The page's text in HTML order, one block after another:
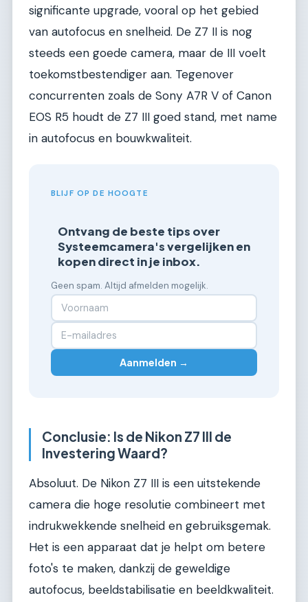
significante upgrade, vooral op het gebied
van autofocus en snelheid. De Z7 II is nog
steeds een goede camera, maar de III voelt
toekomstbestendiger aan. Tegenover
concurrenten zoals de Sony A7R V of Canon
EOS R5 houdt de Z7 III goed stand, met name
in autofocus en bouwkwaliteit.
BLIJF OP DE HOOGTE
Ontvang de beste tips over
Systeemcamera's vergelijken en
kopen direct in je inbox.
Geen spam. Altijd afmelden mogelijk.
Aanmelden →
Conclusie: Is de Nikon Z7 III de
Investering Waard?
Absoluut. De Nikon Z7 III is een uitstekende
camera die hoge resolutie combineert met
indrukwekkende snelheid en gebruiksgemak.
Het is een apparaat dat je helpt om betere
foto's te maken, dankzij de geweldige
autofocus, beeldstabilisatie en beeldkwaliteit.